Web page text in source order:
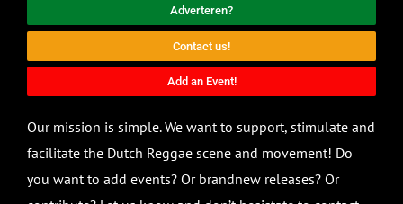
Adverteren?
Contact us!
Add an Event!
Our mission is simple. We want to support, stimulate and
facilitate the Dutch Reggae scene and movement! Do
you want to add events? Or brandnew releases? Or